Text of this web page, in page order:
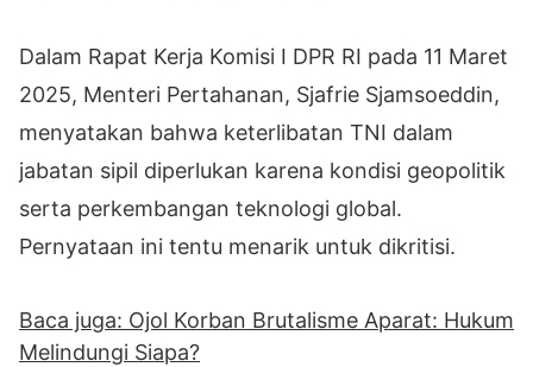
Dalam Rapat Kerja Komisi I DPR RI pada 11 Maret
2025, Menteri Pertahanan, Sjafrie Sjamsoeddin,
menyatakan bahwa keterlibatan TNI dalam
jabatan sipil diperlukan karena kondisi geopolitik
serta perkembangan teknologi global.
Pernyataan ini tentu menarik untuk dikritisi.
Baca juga: Ojol Korban Brutalisme Aparat: Hukum
Melindungi Siapa?